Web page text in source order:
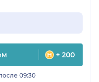
+ 200
09:30